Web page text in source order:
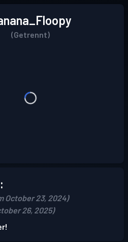
(Getrennt)
October 23, 2024)
26, 2025)